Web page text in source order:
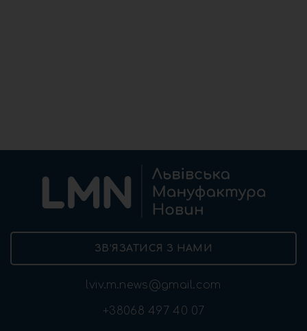
ЗВ’ЯЗАТИСЯ З НАМИ
lviv.m.news@gmail.com
+38068 497 40 07